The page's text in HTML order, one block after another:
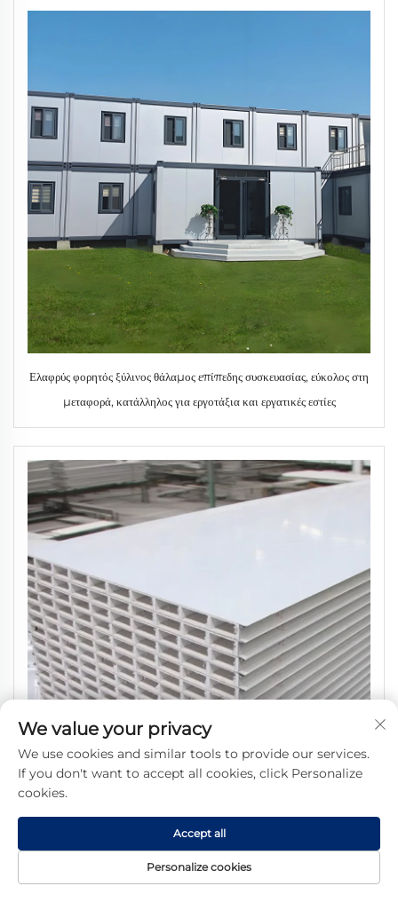
Ελαφρύς φορητός ξύλινος θάλαμος επίπεδης συσκευασίας, εύκολος στη
μεταφορά, κατάλληλος για εργοτάξια και εργατικές εστίες
Πάνελ Σάντουιτς Υψηλής Ποιότητας για Θερμομόνωση Οξειδίου του
Μαγνησίου 75mm για Τοίχο Ψυχροθαλάμου
We value your privacy
We use cookies and similar tools to provide our services.
If you don't want to accept all cookies, click Personalize
cookies.
Personalize cookies
Accept all